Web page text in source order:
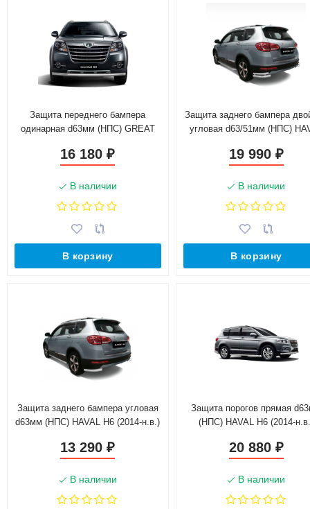
Защита переднего бампера
одинарная d63мм (НПС) GREAT
16 180₽
В наличии
В корзину
Защита заднего бампера
угловая d63/51мм (НПС)
19 990 ₽
В наличии
В корзину
Защита заднего бампера угловая
d63мм (НПС) HAVAL H6 (2014-н.в.)
13 290₽
В наличии
Защита порогов прямая
(НПС) HAVAL H6 (2014-
20 880 ₽
В наличии